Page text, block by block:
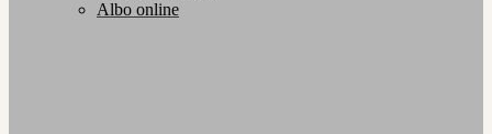
Albo online